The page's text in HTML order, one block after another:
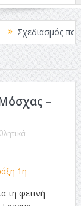
Σχεδιασμός που
–
τη φετινή